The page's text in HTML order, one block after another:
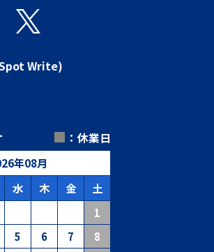
Write)
■ ：休業日
年08月
水 木 金 土
1
5 6 7
8